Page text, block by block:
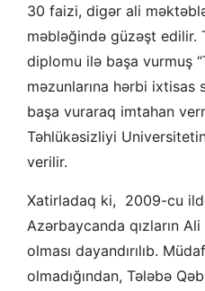
30 faizi, digər ali
məbləğində güzəşt edilir.
diplomu ilə başa vurmuş
məzunlarına hərbi
başa vuraraq imtahan
Təhlükəsizliyi
verilir.
Xatirladaq ki, 2009-cu
Azərbaycanda qızların
olması dayandırılıb.
olmadığından, Tələbə